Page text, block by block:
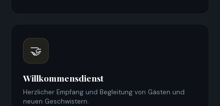
🤝
Willkommensdienst
Herzlicher Empfang und Begleitung von Gästen und
neuen Geschwistern.